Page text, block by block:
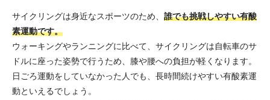
サイクリングは身近なスポーツのため、 誰でも挑戦しやすい有酸
素運動です。
ウォーキングやランニングに比べて、サイクリングは自転車のサ
ドルに座った姿勢で行うため、膝や腰への負担が軽くなります。
日ごろ運動をしていなかった人でも、長時間続けやすい有酸素運
動といえるでしょう。